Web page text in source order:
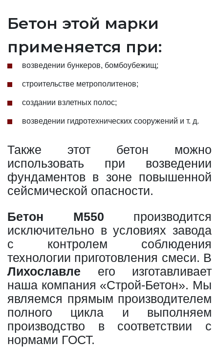
Бетон этой марки
применяется при:
возведении бункеров, бомбоубежищ;
строительстве метрополитенов;
создании взлетных полос;
возведении гидротехнических сооружений и т. д.
Также этот бетон можно
использовать при возведении
фундаментов в зоне повышенной
сейсмической опасности.
Бетон М550 производится
исключительно в условиях завода
с контролем соблюдения
технологии приготовления смеси. В
Лихославле его изготавливает
наша компания «Строй-Бетон». Мы
являемся прямым производителем
полного цикла и выполняем
производство в соответствии с
нормами ГОСТ.